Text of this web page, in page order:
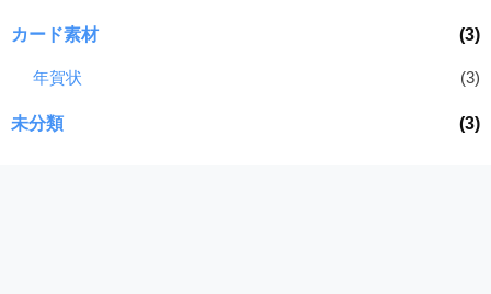
カード素材 (3)
年賀状 (3)
未分類 (3)